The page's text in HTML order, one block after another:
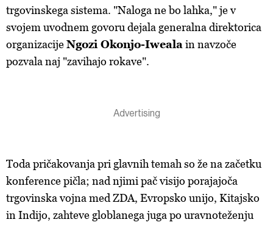
trgovinskega sistema. "Naloga ne bo lahka," je v
svojem uvodnem govoru dejala generalna direktorica
organizacijeNgozi Okonjo-Iweala in navzoče
pozvala naj "zavihajo rokave".
Toda pričakovanja pri glavnih temah so že na začetku
konference pičla; nad njimi pač visijo porajajoča
trgovinska vojna med ZDA, Evropsko unijo, Kitajsko
in Indijo, zahteve globlanega juga po uravnoteženju